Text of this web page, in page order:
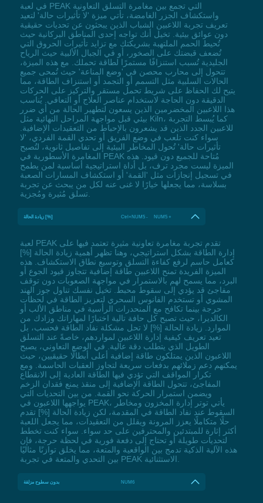
في لعبة PEAK التي تجمع بين مغامرة التسلق التعاونية
واستكشاف الجزر الغامضة، تأتي ميزة 'لا تأثيرات حالة' لتعيد
تعريف تجربة اللاعبين الشباب الذين يبحثون عن تحديات حقيقية
دون عوائق بيئية. تخيل أنك تواجه إحدى المناطق البركانية حيث
تُحيط الحمم الملتهبة بشريكتك مع تزايد تأثيرات الحروق التي
تُضعف قبضتك على الصخور، أو في الجبال الألبية حيث الرياح
الجليدية تُسبب استنزافًا مستمرًا لطاقة تحملك. مع هذه الميزة،
تتحول إلى محارب محصن في 'وضع المناعة' حيث تُمحى جميع
الحالات السلبية مثل التسمم أو التجمد أو استنزاف الطاقة، مما
يتيح لك الحفاظ على شريط تحمل مستقر والتركيز على الحركات
الدقيقة دون الحاجة لاستخدام عناصر العلاج أو التعافي. يُناسب
هذا اللاعبين المخضرمين الذين يسعون لتطهير الحالة من أي ضرر
بيئي قبل مواجهة المراحل النهائية مثل Kiln، كما يُبسط التجربة
للاعبين الجدد الذين قد يشعرون بالإحباط من التعقيدات الإضافية.
سواء كنت تلعب في وضع الفريق أو تحدي القمة الفردي، 'لا
تأثيرات حالة' تُحول المخاطر البيئية إلى تفاصيل ثانوية، لتُصبح
المغامرة الأسطورية في PEAK مُتاحة للجميع دون قيود. هذه
الميزة ليست مجرد ترف، بل أداة استراتيجية أساسية لمن يطمح
في تسجيل إنجازات مثل 'القمة' أو استكشاف المسارات الصعبة
بسلاسة، مما يجعلها خيارًا لا غنى عنه لكل من يبحث عن تجربة
تسلق مُثيرة ومُجزية.
زيادة الحالة [%] Ctrl+NUM5 - NUM5 +
لعبة PEAK تقدم تجربة مغامرة تعاونية مثيرة تعتمد فيها على
إدارة الطاقة بشكل استراتيجي، وهنا تظهر أهمية زيادة الحالة [%]
كعامل حاسم لرفع كفاءة التسلق وتوسيع نطاق الاستكشاف. هذه
الميزة الفريدة تمنح اللاعبين طاقة إضافية تتجاوز قيود الجوع أو
البرد، مما يسمح لهم بالاستمرار في مواجهة الصعوبات دون توقف
مفاجئ قد يؤدي إلى سقوط محبط. تخيل نفسك تناول جوز الهند
المشوي أو تستخدم الفانوس السحري لتعزيز الطاقة في لحظات
حرجة بينما تكافح مع المنحدرات الرأسية في مناطق الألب أو
الكالديرا، حيث تصبح كل حافة تالية اختبارًا لمهاراتك وزادك من
الموارد. زيادة الحالة [%] لا تحل مشكلة نفاد الطاقة فحسب، بل
تعيد تعريف كيفية إدارة اللاعبين لمواردهم، خاصةً عند التسلق
الطويل الذي يتطلب دقة عالية. في الوضع التعاوني، يصبح
اللاعبون الذين يمتلكون طاقة إضافية أعلى أبطالًا حقيقيين، حيث
يمكنهم دعم زملائهم بدفعات سريعة لتجاوز العقبات الحاسمة. ومع
تكرار المواقف التي تؤدي فيها الطاقة العادية إلى الانقطاع
المفاجئ، تتحول الطاقة الإضافية إلى منقذ يمنع فقدان الزخم
ويضمن استمرار الحركة نحو القمة. من بين التحديات التي
يواجهها اللاعبون في PEAK، يأتي توتر إدارة المخزون ومخاطر
السقوط عند نفاد الطاقة في المقدمة، لكن زيادة الحالة [%] تقدم
حلًا متكاملًا يعزز المرونة ويقلل من التعقيدات، مما يجعل اللعبة
أكثر إثارة للمبتدئين والمحترفين على حد سواء. سواء كنت تخطط
لتحديات طويلة أو تحتاج إلى دفعة فورية في لحظة حرجة، فإن
هذه الآلية الذكية تدمج بين الواقعية والمتعة، مما يخلق توازنًا مثاليًا
بدون سطوح مزلقة NUM6